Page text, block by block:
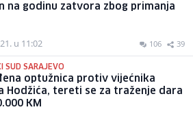
na godinu zatvora zbog primanja
u 11:02 106 39
SUD SARAJEVO
optužnica protiv vijećnika
Hodžića, tereti se za traženje dara
KM